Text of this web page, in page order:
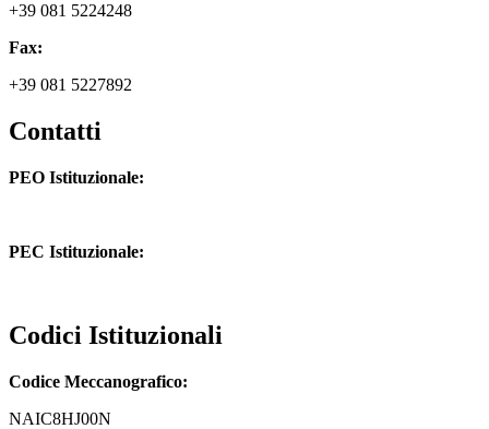
+39 081 5224248
Fax:
+39 081 5227892
Contatti
PEO Istituzionale:
PEC Istituzionale:
Codici Istituzionali
Codice Meccanografico:
NAIC8HJ00N